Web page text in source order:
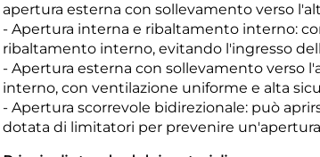
apertura esterna con sollevamento verso
- Apertura interna e ribaltamento interno:
ribaltamento interno, evitando l'ingresso
- Apertura esterna con sollevamento verso
interno, con ventilazione uniforme e alta
- Apertura scorrevole bidirezionale: può
dotata di limitatori per prevenire un'apertura